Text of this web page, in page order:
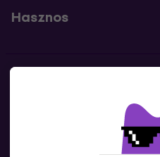
Hasznos
Lépj